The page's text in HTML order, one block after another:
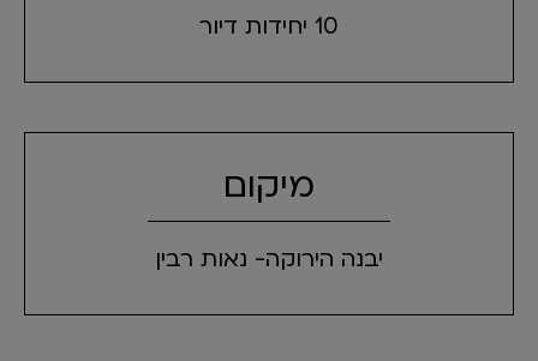
10 יחידות דיור
מיקום
יבנה הירוקה- נאות רבין